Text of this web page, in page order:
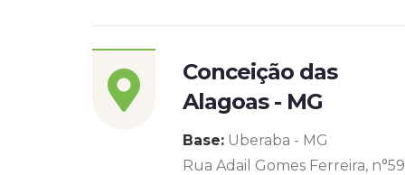
Conceição das
Alagoas - MG
Base: Uberaba - MG
Rua Adail Gomes Ferreira,